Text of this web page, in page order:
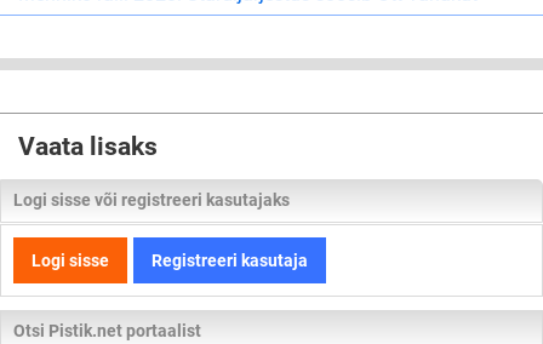
Vaata lisaks
Logi sisse või registreeri kasutajaks
Logi sisse Registreeri kasutaja
Otsi Pistik.net portaalist